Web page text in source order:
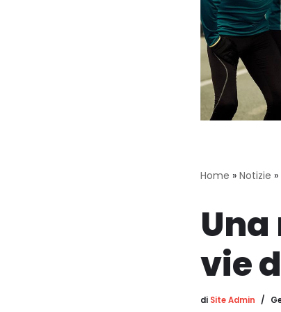
Home » Notizie »
vie
di Site Admin